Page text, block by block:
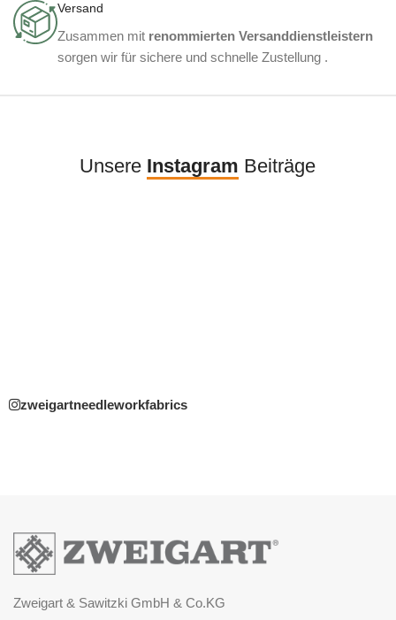
Versand
Zusammen mit renommierten Versanddienstleistern
sorgen wir für sichere und schnelle Zustellung .
Unsere Instagram Beiträge
zweigartneedleworkfabrics
Zweigart & Sawitzki GmbH & Co.KG